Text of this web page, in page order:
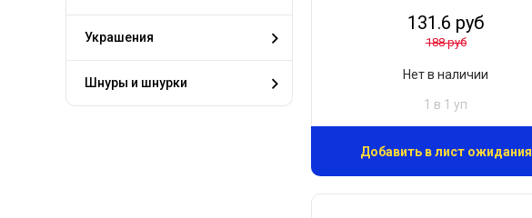
Украшения
Шнуры и шнурки
131.6 руб
188 руб
Нет в наличии
1 в 1 уп
Добавить в лист ожидания